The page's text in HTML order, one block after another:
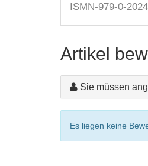
ISMN-979-0-
Artikel
Sie müssen
Es liegen keine